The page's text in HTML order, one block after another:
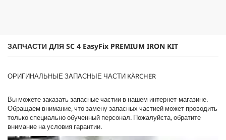
i
c
ЗАПЧАСТИ ДЛЯ SC 4 EasyFix PREMIUM IRON KIT
ОРИГИНАЛЬНЫЕ ЗАПАСНЫЕ ЧАСТИ KÄRCHER
Вы можете заказать запасные частии в нашем интернет-магазине.
Обращаем внимание, что замену запасных частией может проводить
только специально обученный персонал. Пожалуйста, обратите
внимание на условия гарантии.